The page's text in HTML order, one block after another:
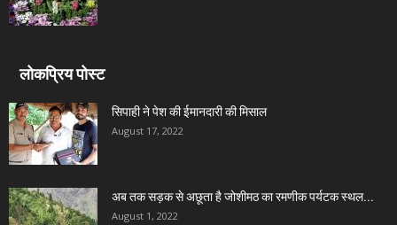
लोकप्रिय पोस्ट
सिपाही ने पेश की ईमानदारी की मिसाल
August 17, 2022
अब तक सड़क से अछूता है जोशीमठ का रमणीक पर्यटक स्थल...
August 1, 2022